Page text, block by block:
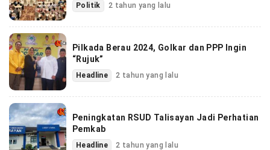
Politik 2 tahun yang lalu
Pilkada Berau 2024, Golkar dan PPP Ingin
“Rujuk”
Headline 2 tahun yang lalu
Peningkatan RSUD Talisayan Jadi Perhatian
Pemkab
Headline 2 tahun yang lalu